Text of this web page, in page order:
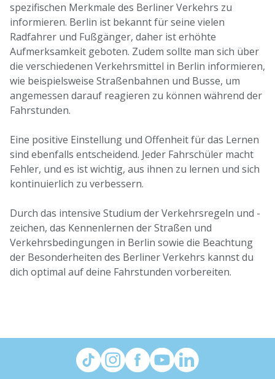
spezifischen Merkmale des Berliner Verkehrs zu
informieren. Berlin ist bekannt für seine vielen
Radfahrer und Fußgänger, daher ist erhöhte
Aufmerksamkeit geboten. Zudem sollte man sich über
die verschiedenen Verkehrsmittel in Berlin informieren,
wie beispielsweise Straßenbahnen und Busse, um
angemessen darauf reagieren zu können während der
Fahrstunden.
Eine positive Einstellung und Offenheit für das Lernen
sind ebenfalls entscheidend. Jeder Fahrschüler macht
Fehler, und es ist wichtig, aus ihnen zu lernen und sich
kontinuierlich zu verbessern.
Durch das intensive Studium der Verkehrsregeln und -
zeichen, das Kennenlernen der Straßen und
Verkehrsbedingungen in Berlin sowie die Beachtung
der Besonderheiten des Berliner Verkehrs kannst du
dich optimal auf deine Fahrstunden vorbereiten.